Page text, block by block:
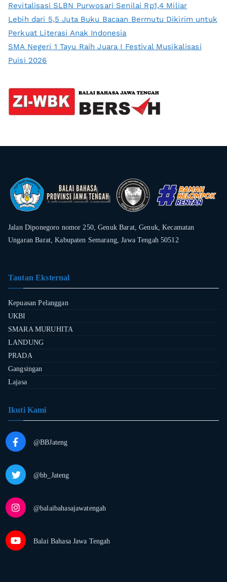
Revitalisasi SLBN Purwosari Senilai Rp1,4 Miliar
Lebih dari 5,5 Juta Buku Bacaan Bermutu Dikirim untuk
Perkuat Literasi Anak Indonesia
SMA Negeri 1 Tayu Raih Juara I Festival Musikalisasi
Puisi 2026
Jalan Diponegoro nomor 250, Genuk Barat, Genuk, Kecamatan
Ungaran Barat, Kabupaten Semarang, Jawa Tengah 50512
Tautan Eksternal
Kepuasan Pelanggan
UKBI
SMARA MURUHITA
LANDUNG
PRADA
Gangsingan
Lajasa
Ikuti Kami
@BBJateng
@bb_Jateng
@balaibahasajawatengah
Balai Bahasa Jawa Tengah